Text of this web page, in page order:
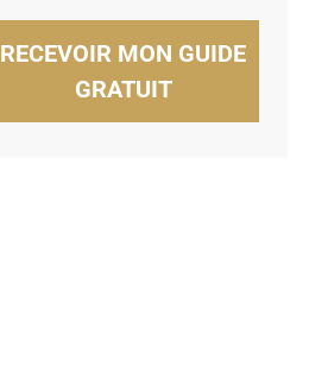
RECEVOIR MON GUIDE
GRATUIT